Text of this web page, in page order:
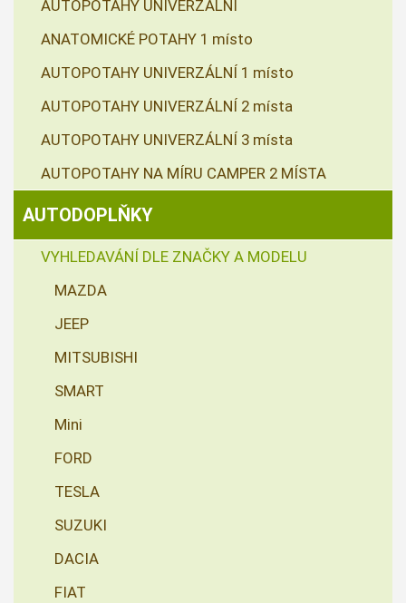
AUTOPOTAHY UNIVERZÁLNÍ
ANATOMICKÉ POTAHY 1 místo
AUTOPOTAHY UNIVERZÁLNÍ 1 místo
AUTOPOTAHY UNIVERZÁLNÍ 2 místa
AUTOPOTAHY UNIVERZÁLNÍ 3 místa
AUTOPOTAHY NA MÍRU CAMPER 2 MÍSTA
AUTODOPLŇKY
VYHLEDAVÁNÍ DLE ZNAČKY A MODELU
MAZDA
JEEP
MITSUBISHI
SMART
Mini
FORD
TESLA
SUZUKI
DACIA
FIAT